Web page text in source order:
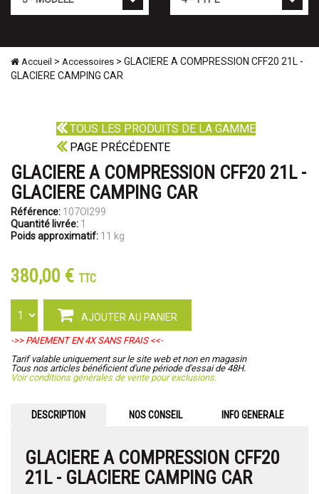
Accueil > Accessoires > GLACIERE A COMPRESSION CFF20 21L -
GLACIERE CAMPING CAR
TOUS LES PRODUITS DE LA GAMME
PAGE PRÉCÉDENTE
GLACIERE A COMPRESSION CFF20 21L -
GLACIERE CAMPING CAR
Référence: 107OI299
Quantité livrée: 1
Poids approximatif: 11 kg
380,00 € TTC
AJOUTER AU PANIER
->> PAIEMENT EN 4X SANS FRAIS <<-
Tarif valable uniquement sur le site web et non en magasin
Tous nos articles bénéficient d'une période d'essai de 48H.
Voir conditions générales de vente pour exclusions.
DESCRIPTION NOS CONSEIL INFO GENERALE
GLACIERE A COMPRESSION CFF20
21L - GLACIERE CAMPING CAR